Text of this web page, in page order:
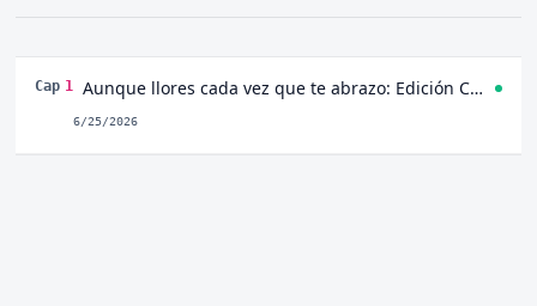
Cap 1 Aunque llores cada vez que te abrazo: Edición Completa +19 Capitulo 1
6/25/2026